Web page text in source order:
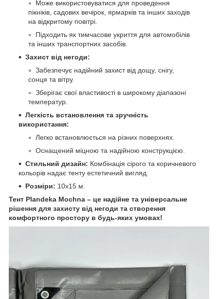
Може використовуватися для проведення
пікніків, садових вечірок, ярмарків та інших заходів
на відкритому повітрі.
Підходить як тимчасове укриття для автомобілів
та інших транспортних засобів.
Захист від негоди:
Забезпечує надійний захист від дощу, снігу,
сонця та вітру.
Зберігає свої властивості в широкому діапазоні
температур.
Легкість встановлення та зручність
використання:
Легко встановлюється на різних поверхнях.
Оснащений міцною та надійною конструкцією.
Стильний дизайн: Комбінація сірого та коричневого
кольорів надає тенту естетичний вигляд.
Розміри: 10х15 м.
Тент Plandeka Mochna – це надійне та універсальне
рішення для захисту від негоди та створення
комфортного простору в будь-яких умовах!